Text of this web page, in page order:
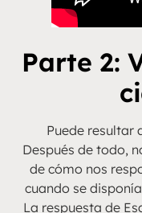
Parte 2:
Puede resultar
Después de todo,
de cómo nos
cuando se
La respuesta de